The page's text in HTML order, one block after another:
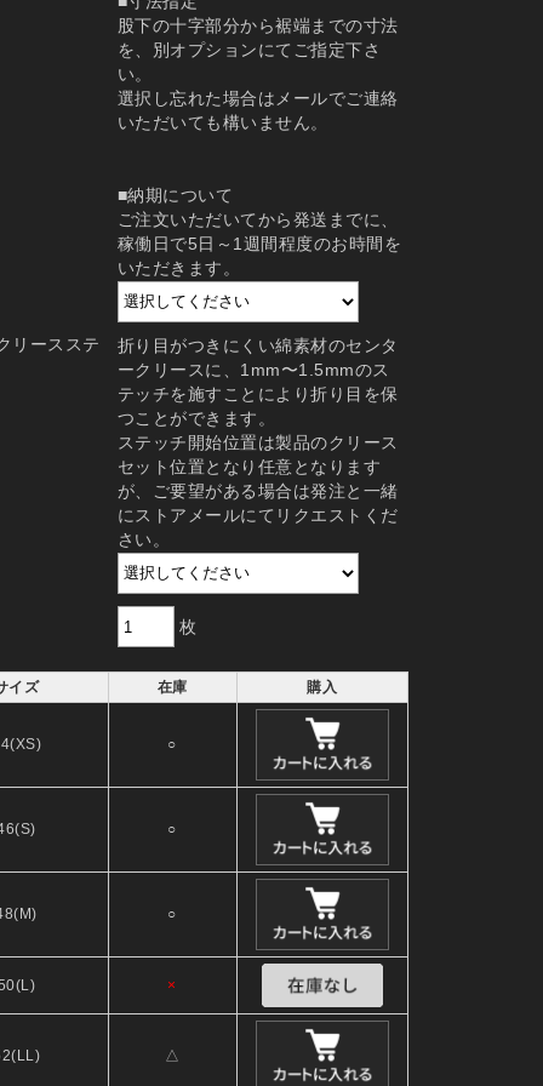
股下の十字部分から裾端までの寸法
を、別オプションにてご指定下さ
い。
選択し忘れた場合はメールでご連絡
いただいても構いません。
■納期について
ご注文いただいてから発送までに、
稼働日で5日～1週間程度のお時間を
いただきます。
リースステ
折り目がつきにくい綿素材のセンタ
ークリースに、1mm〜1.5mmのス
テッチを施すことにより折り目を保
つことができます。
ステッチ開始位置は製品のクリース
セット位置となり任意となります
が、ご要望がある場合は発注と一緒
にストアメールにてリクエストくだ
さい。
枚
イズ 在庫 購入
○
○
○
×
△